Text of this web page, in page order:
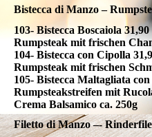
Bistecca di Manzo –
103- Bistecca Boscaiola 31,90
Rumpsteak mit frischen
104- Bistecca con Cipolla
Rumpsteak mit frischen
105- Bistecca Maltagliata
Rumpsteakstreifen mit
Crema Balsamico ca. 250g
Filetto di Manzo –-